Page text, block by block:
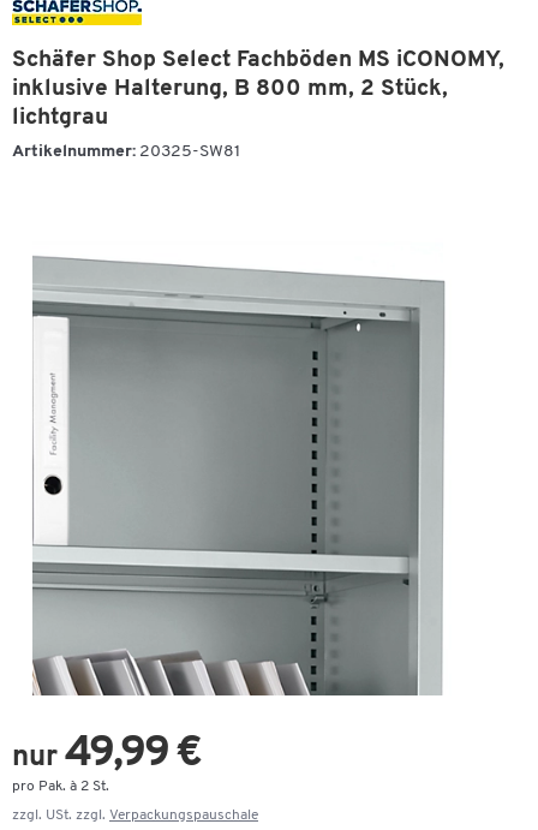
Schäfer Shop Select Fachböden MS iCONOMY,
inklusive Halterung, B 800 mm, 2 Stück,
lichtgrau
Artikelnummer: 20325-SW81
nur 49,99 €
pro Pak. à 2 St.
zzgl. USt. zzgl. Verpackungspauschale